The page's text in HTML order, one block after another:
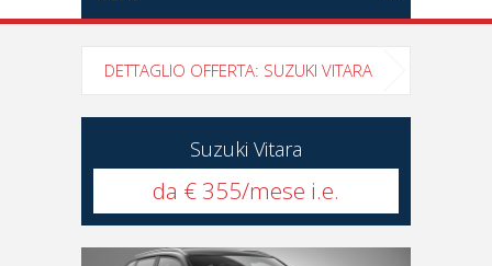
DETTAGLIO OFFERTA: SUZUKI VITARA
Suzuki Vitara
da € 355/mese i.e.